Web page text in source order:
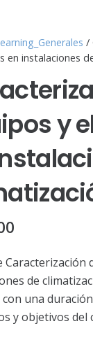
/
en instalaciones
y
Caracterización
de
una
y objetivos del